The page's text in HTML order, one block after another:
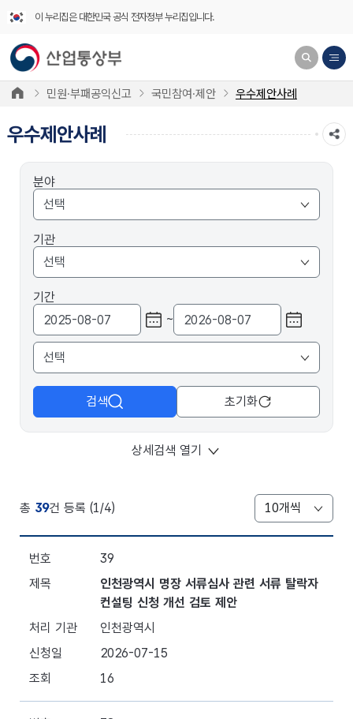
이 누리집은 대한민국 공식 전자정부 누리집입니다.
민원·부패공익신고 국민참여·제안 우수제안사례
우수제안사례